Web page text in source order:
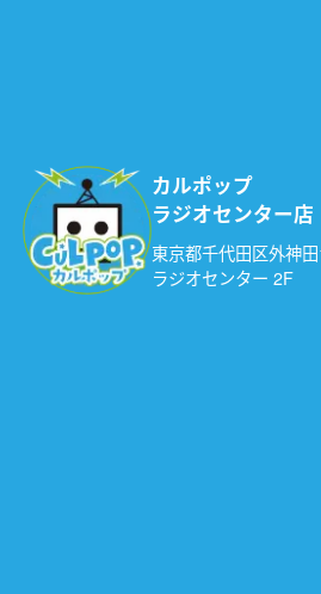
カルポップ
ラジオセンター店
東京都千代田区外神
ラジオセンター 2F